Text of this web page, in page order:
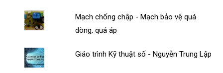
Mạch chống chập - Mạch bảo vệ quá
dòng, quá áp
Giáo trình Kỹ thuật số - Nguyễn Trung Lập